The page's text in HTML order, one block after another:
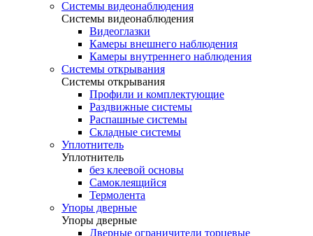
Системы видеонаблюдения
Системы видеонаблюдения
Видеоглазки
Камеры внешнего наблюдения
Камеры внутреннего наблюдения
Системы открывания
Системы открывания
Профили и комплектующие
Раздвижные системы
Распашные системы
Складные системы
Уплотнитель
Уплотнитель
без клеевой основы
Самоклеящийся
Термолента
Упоры дверные
Упоры дверные
Дверные ограничители торцевые